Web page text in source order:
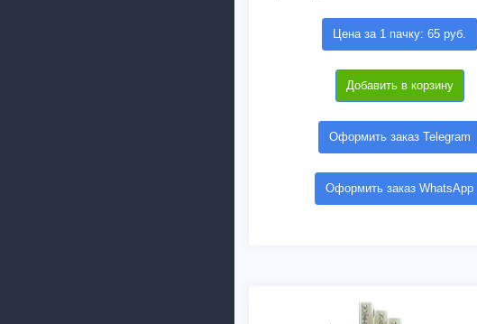
Цена за 1 пачку: 65 руб.
Добавить в корзину
Оформить заказ Telegram
Оформить заказ WhatsApp